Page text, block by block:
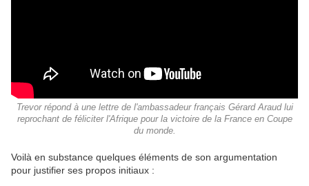
Trevor répond à une lettre de l'ambassadeur français Gérard Araud lui
reprochant de féliciter l'Afrique pour la victoire de la France en Coupe
du monde.
Voilà en substance quelques éléments de son argumentation
pour justifier ses propos initiaux :